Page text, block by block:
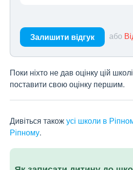
Залишити відгук або
Поки ніхто не дав оцінку цій
поставити свою оцінку першим.
Дивіться такожусі школи в
Ріпному.